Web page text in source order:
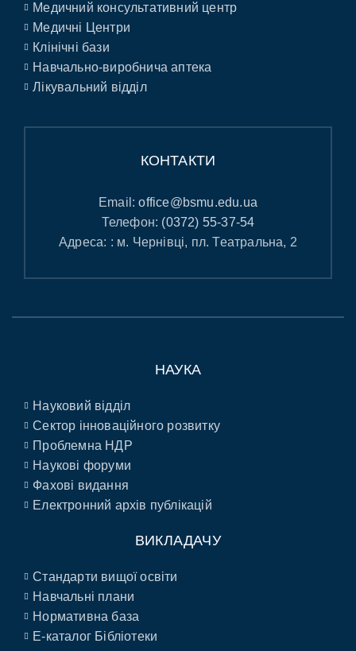
Медичний консультативний центр
Медичні Центри
Клінічні бази
Навчально-виробнича аптека
Лікувальний відділ
КОНТАКТИ
Email:office@bsmu.edu.ua
Телефон: (0372) 55-37-54
Адреса: : м. Чернівці, пл. Театральна, 2
НАУКА
Науковий відділ
Сектор інноваційного розвитку
Проблемна НДР
Наукові форуми
Фахові видання
Електронний архів публікацій
ВИКЛАДАЧУ
Стандарти вищої освіти
Навчальні плани
Нормативна база
E-каталог Бібліотеки